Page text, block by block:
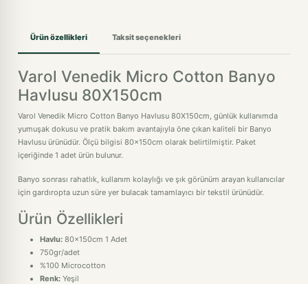
Ürün özellikleri Taksit seçenekleri
Varol Venedik Micro Cotton Banyo
Havlusu 80X150cm
Varol Venedik Micro Cotton Banyo Havlusu 80X150cm, günlük kullanımda
yumuşak dokusu ve pratik bakım avantajıyla öne çıkan kaliteli bir Banyo
Havlusu ürünüdür. Ölçü bilgisi 80x150cm olarak belirtilmiştir. Paket
içeriğinde 1 adet ürün bulunur.
Banyo sonrası rahatlık, kullanım kolaylığı ve şık görünüm arayan kullanıcılar
için gardıropta uzun süre yer bulacak tamamlayıcı bir tekstil ürünüdür.
Ürün Özellikleri
Havlu: 80x150cm 1 Adet
750gr/adet
%100 Microcotton
Renk: Yeşil